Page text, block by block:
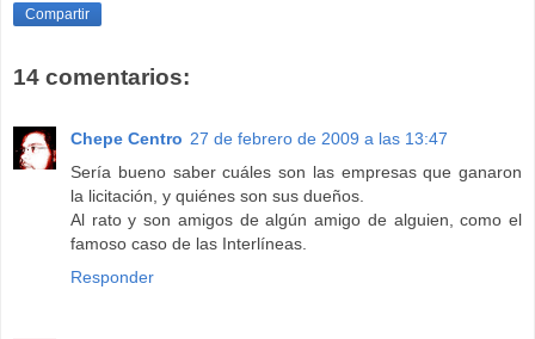
Compartir
14 comentarios:
Chepe Centro 27 de febrero de 2009 a las 13:47
Sería bueno saber cuáles son las empresas que ganaron
la licitación, y quiénes son sus dueños.
Al rato y son amigos de algún amigo de alguien, como el
famoso caso de las Interlíneas.
Responder